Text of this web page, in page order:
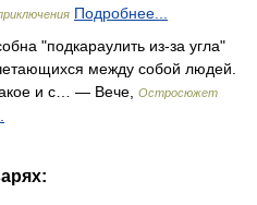
Подробнее...
"подкараулить из-за угла"
между собой людей.
и с… — Вече,
Остросюжет